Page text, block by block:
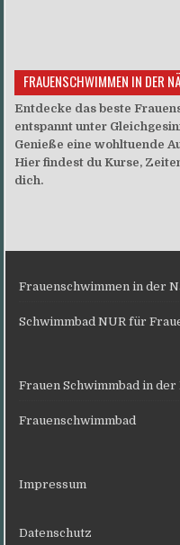
FRAUENSCHWIMMEN IN DER
Entdecke das beste
entspannt unter
Genieße eine wohltuende
Hier findest du Kurse,
dich.
Frauenschwimmen in der
Schwimmbad NUR für
Frauen Schwimmbad in der
Frauenschwimmbad
Impressum
Datenschutz